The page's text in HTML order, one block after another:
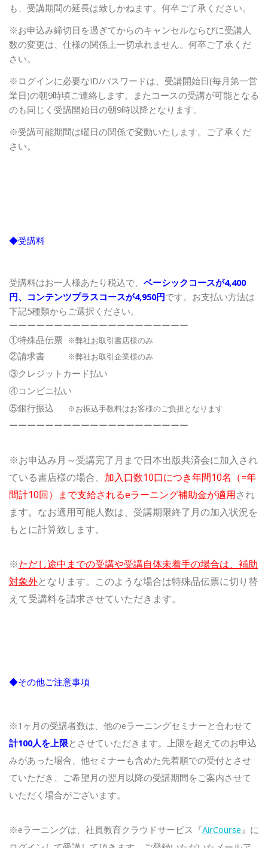
も、受講期間の延長は致しかねます。 何卒ご了承ください。
※お申込み締切日を過ぎてからのキャンセルならびに受講人
数の変更は、仕様の関係上一切承れません。何卒ご了承くだ
さい。
※ログインに必要なID/パスワードは、受講開始日(毎月第一営
業日)の朝9時頃ご連絡します。またコースの受講が可能となる
のも同じく受講開始日の朝9時以降となります。
※受講可能期間は曜日の関係で変動いたします。ご了承くだ
さい。
◆受講料
受講料はお一人様あたり税込で、 ベーシックコースが4,400
円、コンテンツプラスコースが4,950円です。お支払い方法は
下記5種類からご選択ください。
ーーーーーーーーーーーーーーーーーーーー
①特殊品伝票 ※弊社お取引書店様のみ
②請求書 ※弊社お取引企業様のみ
③クレジットカード払い
④コンビニ払い
⑤銀行振込
※お振込手数料はお客様のご負担となります
ーーーーーーーーーーーーーーーーーーーー
※お申込み月～受講完了月まで日本出版共済会に加入され
ている書店様の場合、 加入口数10口につき年間10名（=年
間計10回）まで支給されるeラーニング補助金が適用され
ます。なお適用可能人数は、受講期限終了月の加入状況を
もとに計算致します。
※ただし途中までの受講や受講自体未着手の場合は、補助
対象外となります。このような場合は特殊品伝票に切り替
えて受講料を請求させていただきます。
◆その他ご注意事項
※1ヶ月の受講者数は、他のeラーニングセミナーと合わせて
計100人を上限とさせていただきます。上限を超えてのお申込
みがあった場合、他セミナーも含めた先着順での受付とさせ
ていただき、ご希望月の翌月以降の受講期間をご案内させて
いただく場合がございます。
※eラーニングは、社員教育クラウドサービス『AirCourse』に